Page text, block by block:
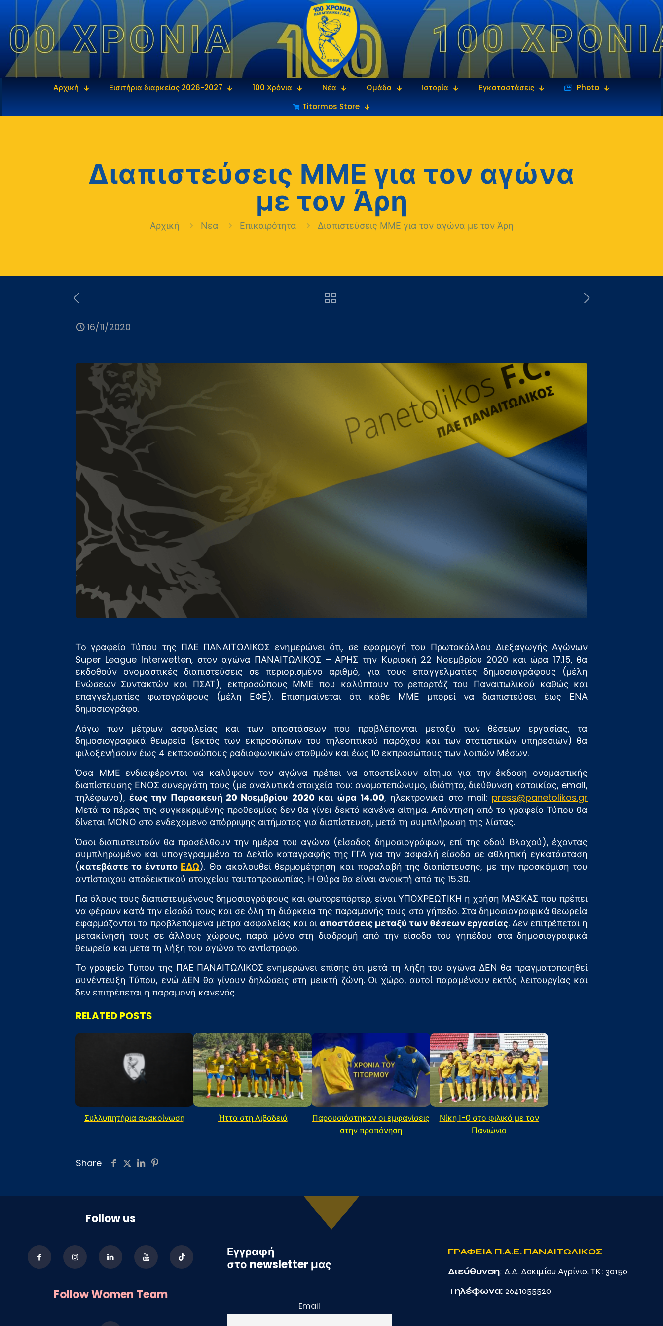
Αρχική Εισιτήρια διαρκείας 2026-2027 100 Χρόνια Νέα Ομάδα Ιστορία Εγκαταστάσεις
‎‏‏‎ ‎Photo
Titormos Store
Διαπιστεύσεις ΜΜΕ για τον αγώνα
με τον Άρη
Αρχική Νεα Επικαιρότητα Διαπιστεύσεις ΜΜΕ για τον αγώνα με τον Άρη
16/11/2020
Το γραφείο Τύπου της ΠΑΕ ΠΑΝΑΙΤΩΛΙΚΟΣ ενημερώνει ότι, σε εφαρμογή του Πρωτοκόλλου Διεξαγωγής Αγώνων
Super League Interwetten, στον αγώνα ΠΑΝΑΙΤΩΛΙΚΟΣ – ΑΡΗΣ την Κυριακή 22 Νοεμβρίου 2020 και ώρα 17.15, θα
εκδοθούν ονομαστικές διαπιστεύσεις σε περιορισμένο αριθμό, για τους επαγγελματίες δημοσιογράφους (μέλη
Ενώσεων Συντακτών και ΠΣΑΤ), εκπροσώπους ΜΜΕ που καλύπτουν το ρεπορτάζ του Παναιτωλικού καθώς και
επαγγελματίες φωτογράφους (μέλη ΕΦΕ). Επισημαίνεται ότι κάθε ΜΜΕ μπορεί να διαπιστεύσει έως ΕΝΑ
δημοσιογράφο.
Λόγω των μέτρων ασφαλείας και των αποστάσεων που προβλέπονται μεταξύ των θέσεων εργασίας, τα
δημοσιογραφικά θεωρεία (εκτός των εκπροσώπων του τηλεοπτικού παρόχου και των στατιστικών υπηρεσιών) θα
φιλοξενήσουν έως 4 εκπροσώπους ραδιοφωνικών σταθμών και έως 10 εκπροσώπους των λοιπών Μέσων.
Όσα ΜΜΕ ενδιαφέρονται να καλύψουν τον αγώνα πρέπει να αποστείλουν αίτημα για την έκδοση ονομαστικής
διαπίστευσης ΕΝΟΣ συνεργάτη τους (με αναλυτικά στοιχεία του: ονοματεπώνυμο, ιδιότητα, διεύθυνση κατοικίας, email,
τηλέφωνο), έως την Παρασκευή 20 Νοεμβρίου 2020 και ώρα 14.00, ηλεκτρονικά στο mail: press@panetolikos.gr
Μετά το πέρας της συγκεκριμένης προθεσμίας δεν θα γίνει δεκτό κανένα αίτημα. Απάντηση από το γραφείο Τύπου θα
δίνεται ΜΟΝΟ στο ενδεχόμενο απόρριψης αιτήματος για διαπίστευση, μετά τη συμπλήρωση της λίστας.
Όσοι διαπιστευτούν θα προσέλθουν την ημέρα του αγώνα (είσοδος δημοσιογράφων, επί της οδού Βλοχού), έχοντας
συμπληρωμένο και υπογεγραμμένο το Δελτίο καταγραφής της ΓΓΑ για την ασφαλή είσοδο σε αθλητική εγκατάσταση
(κατεβάστε το έντυπο ΕΔΩ). Θα ακολουθεί θερμομέτρηση και παραλαβή της διαπίστευσης, με την προσκόμιση του
αντίστοιχου αποδεικτικού στοιχείου ταυτοπροσωπίας. Η Θύρα θα είναι ανοικτή από τις 15.30.
Για όλους τους διαπιστευμένους δημοσιογράφους και φωτορεπόρτερ, είναι ΥΠΟΧΡΕΩΤΙΚΗ η χρήση ΜΑΣΚΑΣ που πρέπει
να φέρουν κατά την είσοδό τους και σε όλη τη διάρκεια της παραμονής τους στο γήπεδο. Στα δημοσιογραφικά θεωρεία
εφαρμόζονται τα προβλεπόμενα μέτρα ασφαλείας και οι αποστάσεις μεταξύ των θέσεων εργασίας. Δεν επιτρέπεται η
μετακίνησή τους σε άλλους χώρους, παρά μόνο στη διαδρομή από την είσοδο του γηπέδου στα δημοσιογραφικά
θεωρεία και μετά τη λήξη του αγώνα το αντίστροφο.
Το γραφείο Τύπου της ΠΑΕ ΠΑΝΑΙΤΩΛΙΚΟΣ ενημερώνει επίσης ότι μετά τη λήξη του αγώνα ΔΕΝ θα πραγματοποιηθεί
συνέντευξη Τύπου, ενώ ΔΕΝ θα γίνουν δηλώσεις στη μεικτή ζώνη. Οι χώροι αυτοί παραμένουν εκτός λειτουργίας και
δεν επιτρέπεται η παραμονή κανενός.
RELATED POSTS
Συλλυπητήρια ανακοίνωση Ήττα στη Λιβαδειά
Παρουσιάστηκαν οι εμφανίσεις
στην προπόνηση
Νίκη 1-0 στο φιλικό με τον
Πανιώνιο
Share
Follow us
Follow Women Team
Εγγραφή
στο newsletter μας
Email
ΓΡΑΦΕΙΑ Π.Α.Ε. ΠΑΝΑΙΤΩΛΙΚΟΣ
Διεύθυνση: Δ.Δ. Δοκιμίου Αγρίνιο, TK: 30150
Τηλέφωνα: 2641055520